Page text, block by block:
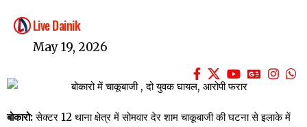
Live Dainik
May 19, 2026
बोकारो:सेक्टर 12 थाना क्षेत्र में सोमवार देर शाम चाकूबाजी की घटना से इलाके में